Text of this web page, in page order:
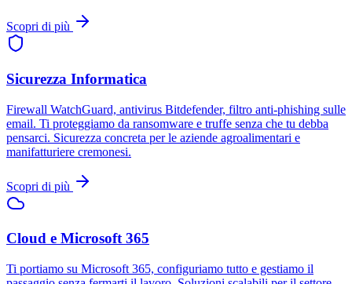
Scopri di più
Sicurezza Informatica
Firewall WatchGuard, antivirus Bitdefender, filtro anti-phishing sulle
email. Ti proteggiamo da ransomware e truffe senza che tu debba
pensarci. Sicurezza concreta per le aziende agroalimentari e
manifatturiere cremonesi.
Scopri di più
Cloud e Microsoft 365
Ti portiamo su Microsoft 365, configuriamo tutto e gestiamo il